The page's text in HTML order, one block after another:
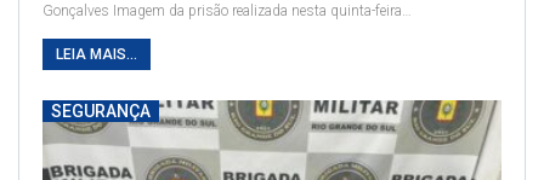
Gonçalves Imagem da prisão realizada nesta quinta-feira…
LEIA MAIS...
SEGURANÇA